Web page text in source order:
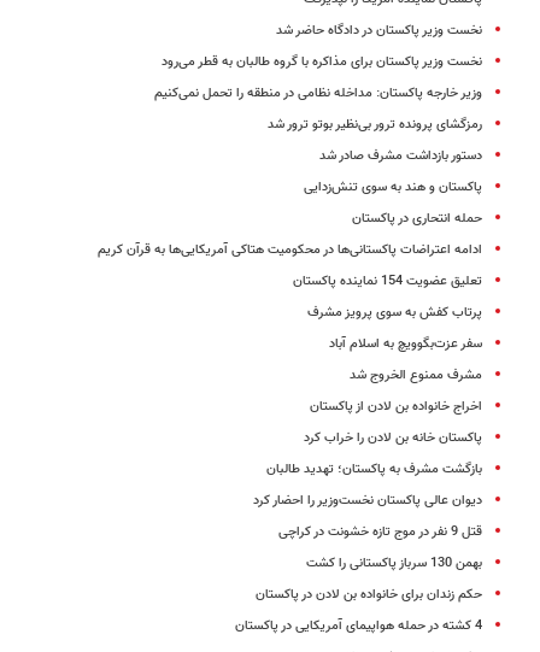
نخست وزیر پاکستان در دادگاه حاضر شد
نخست وزیر پاکستان برای مذاکره با گروه طالبان به قطر می‌رود
وزیر خارجه پاکستان: مداخله نظامی در منطقه را تحمل نمی‌کنیم
رمزگشای پرونده ترور بی‌نظیر بوتو ترور شد
دستور بازداشت مشرف صادر شد
پاکستان و هند به سوی تنش‌زدایی
حمله انتحاری در پاکستان
ادامه اعتراضات پاکستانی‌ها در محکومیت هتاکی آمریکایی‌ها به قرآن کریم
تعلیق عضویت 154 نماینده پاکستان
پرتاب کفش به سوی پرویز مشرف
سفر عزت‌بگوویچ به اسلام آباد
مشرف ممنوع الخروج شد
اخراج خانواده بن لادن از پاکستان
پاکستان خانه بن لادن را خراب کرد
بازگشت مشرف به پاکستان؛ تهدید طالبان
دیوان عالی پاکستان نخست‌وزیر را احضار کرد
قتل 9 نفر در موج تازه خشونت در کراچی
بهمن 130 سرباز پاکستانی را کشت
حکم زندان برای خانواده بن لادن در پاکستان
4 کشته در حمله هواپیمای آمریکایی در پاکستان